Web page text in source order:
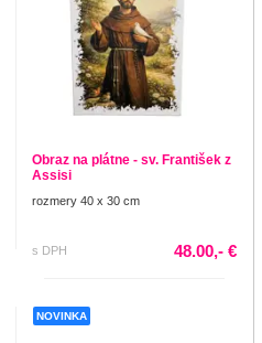
Obraz na plátne - sv. František z
Assisi
rozmery 40 x 30 cm
s DPH 48.00,- €
NOVINKA